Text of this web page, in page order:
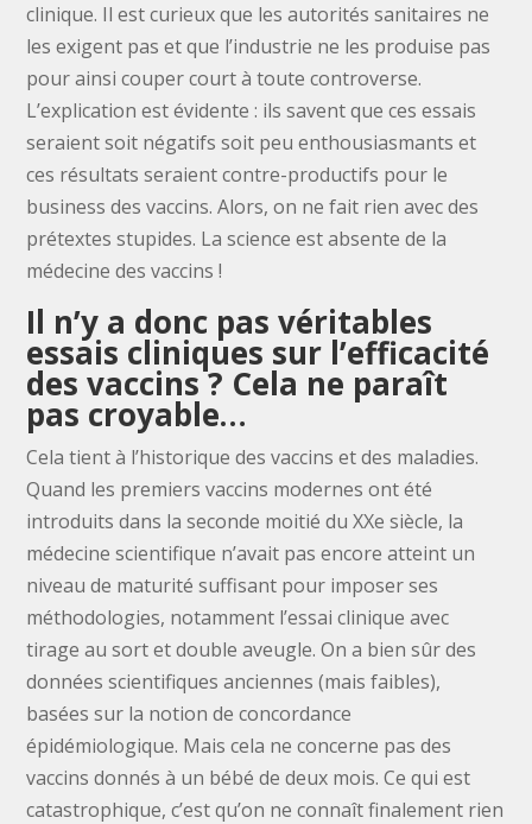
clinique. Il est curieux que les autorités sanitaires ne
les exigent pas et que l’industrie ne les produise pas
pour ainsi couper court à toute controverse.
L’explication est évidente : ils savent que ces essais
seraient soit négatifs soit peu enthousiasmants et
ces résultats seraient contre-productifs pour le
business des vaccins. Alors, on ne fait rien avec des
prétextes stupides. La science est absente de la
médecine des vaccins !
Il n’y a donc pas véritables
essais cliniques sur l’efficacité
des vaccins ? Cela ne paraît
pas croyable…
Cela tient à l’historique des vaccins et des maladies.
Quand les premiers vaccins modernes ont été
introduits dans la seconde moitié du XXe siècle, la
médecine scientifique n’avait pas encore atteint un
niveau de maturité suffisant pour imposer ses
méthodologies, notamment l’essai clinique avec
tirage au sort et double aveugle. On a bien sûr des
données scientifiques anciennes (mais faibles),
basées sur la notion de concordance
épidémiologique. Mais cela ne concerne pas des
vaccins donnés à un bébé de deux mois. Ce qui est
catastrophique, c’est qu’on ne connaît finalement rien